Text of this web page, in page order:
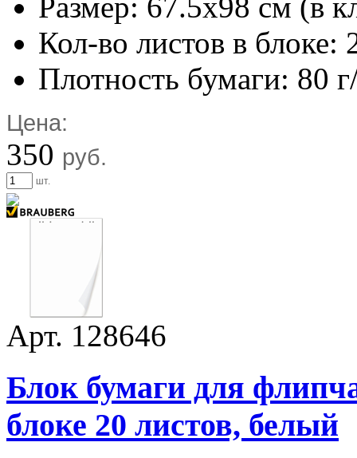
Размер: 67.5х98 см (в
Кол-во листов в блоке:
Плотность бумаги: 80
Цена:
350 руб.
шт.
Арт. 128646
Блок бумаги для
блоке 20 листов, белый